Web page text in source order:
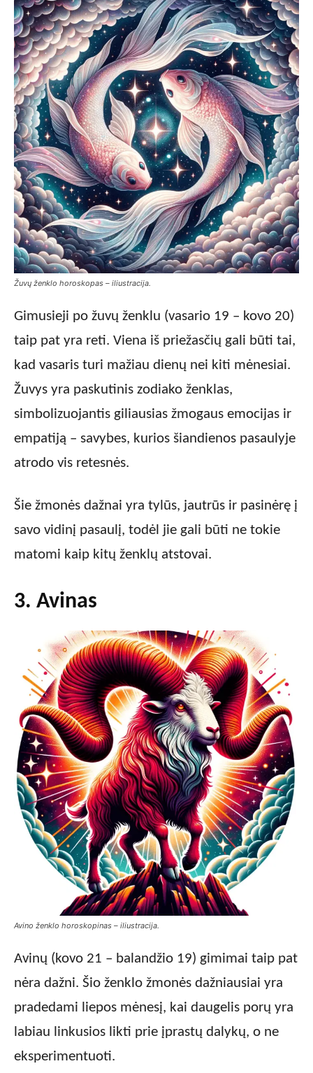
Žuvų ženklo horoskopas – iliustracija.
Gimusieji po žuvų ženklu (vasario 19 – kovo 20)
taip pat yra reti. Viena iš priežasčių gali būti tai,
kad vasaris turi mažiau dienų nei kiti mėnesiai.
Žuvys yra paskutinis zodiako ženklas,
simbolizuojantis giliausias žmogaus emocijas ir
empatiją – savybes, kurios šiandienos pasaulyje
atrodo vis retesnės.
Šie žmonės dažnai yra tylūs, jautrūs ir pasinėrę į
savo vidinį pasaulį, todėl jie gali būti ne tokie
matomi kaip kitų ženklų atstovai.
3. Avinas
Avino ženklo horoskopinas – iliustracija.
Avinų (kovo 21 – balandžio 19) gimimai taip pat
nėra dažni. Šio ženklo žmonės dažniausiai yra
pradedami liepos mėnesį, kai daugelis porų yra
labiau linkusios likti prie įprastų dalykų, o ne
eksperimentuoti.